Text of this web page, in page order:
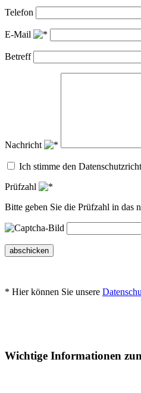
Telefon
E-Mail
Betreff
Nachricht
Ich stimme den
Prüfzahl
Bitte geben Sie die Prüfzahl in das
abschicken
* Hier können Sie unsere
Wichtige Informationen